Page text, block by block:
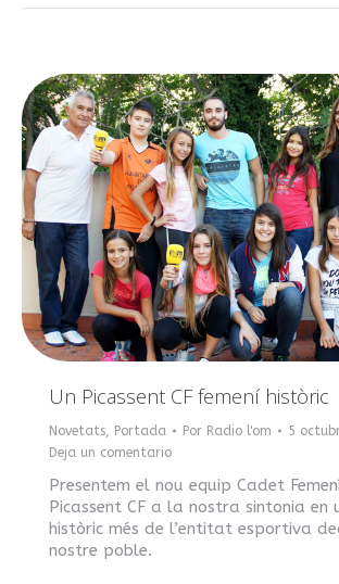
Un Picassent CF femení històric
Novetats Portada Por Radio l'om
5
Deja un comentario
Presentem el nou equip Cadet
Picassent CF a la nostra sintonia en
històric més de l’entitat esportiva
nostre poble.